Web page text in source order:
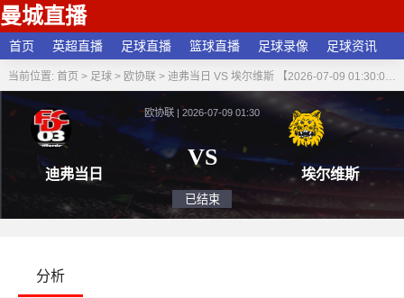
曼城直播
首页 英超直播 足球直播 篮球直播 足球录像 足球资讯
当前位置: 首页 > 足球> 欧协联> 迪弗当日 VS 埃尔维斯 【2026-07-09 01:30:00】
迪弗当日
欧协联 | 2026-07-09 01:30
VS
埃
分析